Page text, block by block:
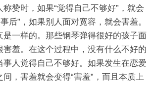
赞时，如果“觉得自己不够好”，就会
后”，如果别人面对宽容，就会害羞。
是一样的。那些钢琴弹得很好的孩子面
害羞。在这个过程中，没有什么不好的
事人觉得自己不够好。如果发生在恋爱
，害羞就会变得“害羞”，而且本质上